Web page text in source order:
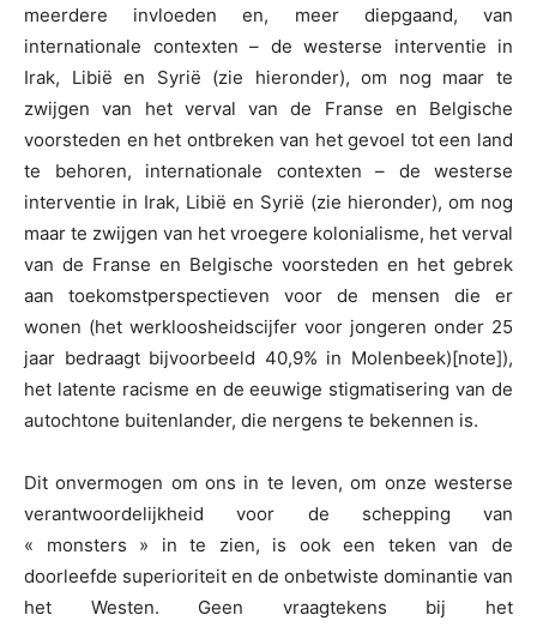
meerdere invloeden en, meer diepgaand, van
internationale contexten – de westerse interventie in
Irak, Libië en Syrië (zie hieronder), om nog maar te
zwijgen van het verval van de Franse en Belgische
voorsteden en het ontbreken van het gevoel tot een land
te behoren, internationale contexten – de westerse
interventie in Irak, Libië en Syrië (zie hieronder), om nog
maar te zwijgen van het vroegere kolonialisme, het verval
van de Franse en Belgische voorsteden en het gebrek
aan toekomstperspectieven voor de mensen die er
wonen (het werkloosheidscijfer voor jongeren onder 25
jaar bedraagt bijvoorbeeld 40,9% in Molenbeek)[note]),
het latente racisme en de eeuwige stigmatisering van de
autochtone buitenlander, die nergens te bekennen is.
Dit onvermogen om ons in te leven, om onze westerse
verantwoordelijkheid voor de schepping van
« monsters » in te zien, is ook een teken van de
doorleefde superioriteit en de onbetwiste dominantie van
het Westen. Geen vraagtekens bij het